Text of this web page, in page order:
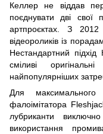
Келлер не віддав
поєднувати дві свої
артпроєктах. З
відеороликів із
Нестандартний
сміливі
найпопулярніших
Для
фалоімітатора
лубриканти
використання